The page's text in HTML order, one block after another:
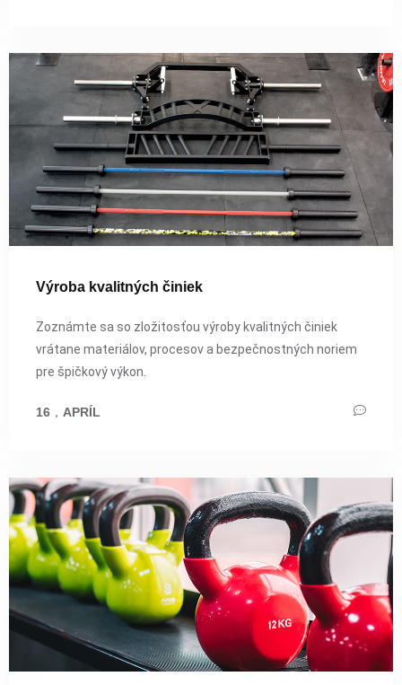
Výroba kvalitných činiek
Zoznámte sa so zložitosťou výroby kvalitných činiek
vrátane materiálov, procesov a bezpečnostných noriem
pre špičkový výkon.
16 ， APRÍL